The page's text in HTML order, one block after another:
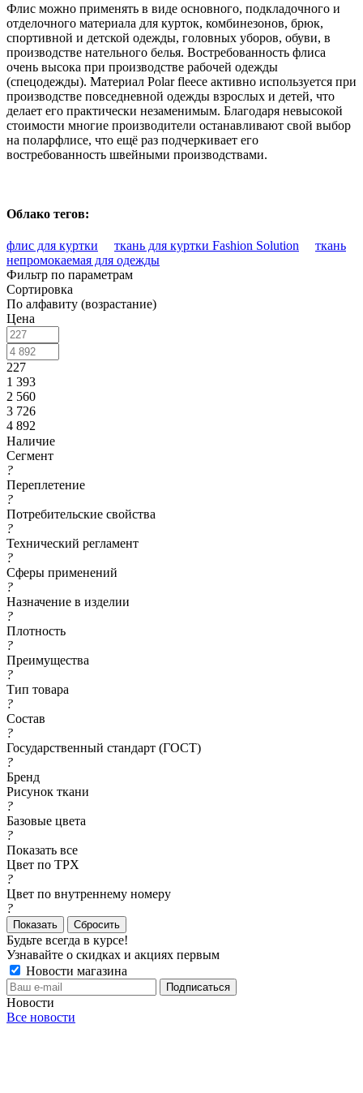
Флис можно применять в виде основного, подкладочного и
отделочного материала для курток, комбинезонов, брюк,
спортивной и детской одежды, головных уборов, обуви, в
производстве нательного белья. Востребованность флиса
очень высока при производстве рабочей одежды
(спецодежды). Материал Polar fleece активно используется при
производстве повседневной одежды взрослых и детей, что
делает его практически незаменимым. Благодаря невысокой
стоимости многие производители останавливают свой выбор
на поларфлисе, что ещё раз подчеркивает его
востребованность швейными производствами.
Облако тегов:
флис для куртки ткань для куртки Fashion Solution
ткань
непромокаемая для одежды
Фильтр по параметрам
Сортировка
По алфавиту (возрастание)
Цена
227
1 393
2 560
3 726
4 892
Наличие
Сегмент
?
Переплетение
?
Потребительские свойства
?
Технический регламент
?
Сферы применений
?
Назначение в изделии
?
Плотность
?
Преимущества
?
Тип товара
?
Состав
?
Государственный стандарт (ГОСТ)
?
Бренд
Рисунок ткани
?
Базовые цвета
?
Показать все
Цвет по TPX
?
Цвет по внутреннему номеру
?
Сбросить
Будьте всегда в курсе!
Узнавайте о скидках и акциях первым
Новости магазина
Новости
Все новости